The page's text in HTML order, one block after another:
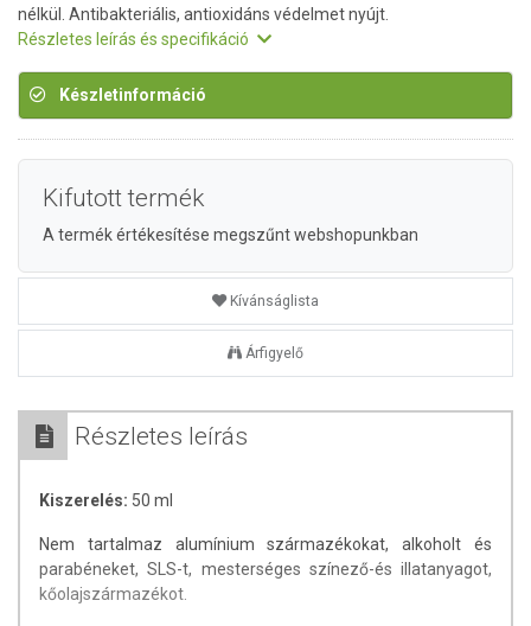
nélkül. Antibakteriális, antioxidáns védelmet nyújt.
Részletes leírás és specifikáció
Készletinformáció
Kifutott termék
A termék értékesítése megszűnt webshopunkban
Kívánságlista
Árfigyelő
Részletes leírás
Kiszerelés: 50 ml
Nem tartalmaz alumínium származékokat, alkoholt és
parabéneket, SLS-t, mesterséges színező-és illatanyagot,
kőolajszármazékot.